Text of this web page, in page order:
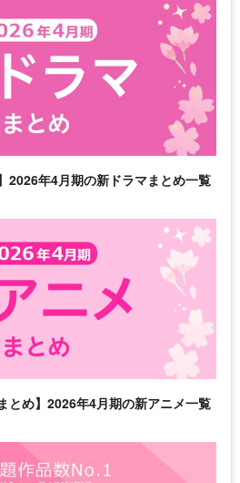
2026年4月期の新ドラマまとめ一覧
とめ】2026年4月期の新アニメ一覧